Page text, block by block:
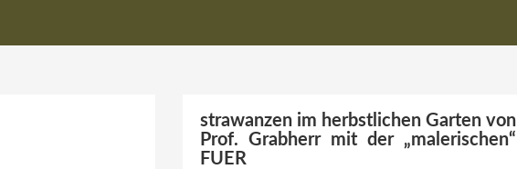
strawanzen im herbstlichen Garten von
Prof. Grabherr mit der „malerischen“
FUER